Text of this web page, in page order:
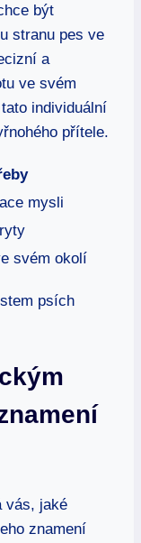
být
stranu pes ve
a
ve svém
individuální
přítele.
mysli
svém okolí
vás, jaké
znamení